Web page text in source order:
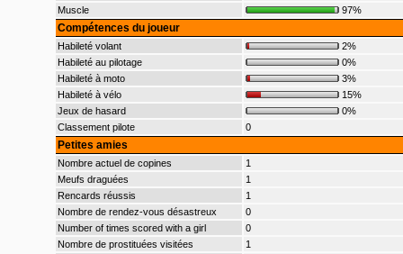
Muscle
97%
Compétences du joueur
Habileté volant
2%
Habileté au pilotage
0%
Habileté à moto
3%
Habileté à vélo
15%
Jeux de hasard
0%
Classement pilote
0
Petites amies
Nombre actuel de copines
1
Meufs draguées
1
Rencards réussis
1
Nombre de rendez-vous désastreux
0
Number of times scored with a girl
0
Nombre de prostituées visitées
1